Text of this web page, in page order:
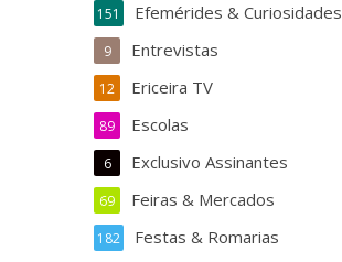
Efemérides & Curiosidades
151
Entrevistas
9
Ericeira TV
12
Escolas
89
Exclusivo Assinantes
6
Feiras & Mercados
69
Festas & Romarias
182